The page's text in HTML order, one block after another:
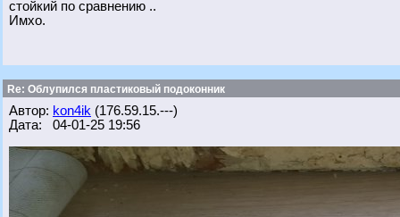
стойкий по сравнению ..
Имхо.
Re: Облупился пластиковый подоконник
Автор: kon4ik (176.59.15.---)
Дата: 04-01-25 19:56